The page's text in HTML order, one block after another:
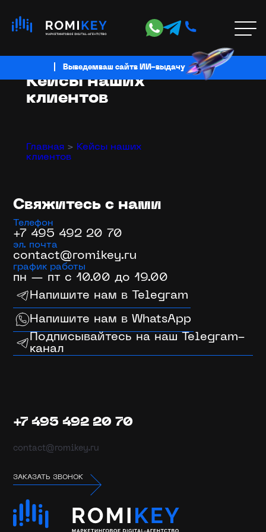
Услуги
SEO-продвижение
SEO-продвижение в Google
SEO-продвижение в Яндекс
AI SEO (GEO) — оптимизация под ИИ-
SERM — управление репутацией
Топ
Реклама с оплатой за лид (CPL)
Аудит контекстной рекламы
Коллтрекинг
Услуги Веб-Аналитики
Коммерческий аудит сайта
Технический аудит сайта
Продвижение на Авито
Выведемваш сайтв ИИ-выдачу
Кейсы наших
клиентов
Главная > Кейсы наших
клиентов
Свяжитесь с нами
Телефон
+7 495 492 20 70
эл. почта
contact@romikey.ru
график работы
пн — пт с 10.00 до 19.00
Напишите нам в Telegram
Напишите нам в WhatsApp
Подписывайтесь на наш Telegram-
канал
+7 495 492 20 70
contact@romikey.ru
ЗАКАЗАТЬ ЗВОНОК